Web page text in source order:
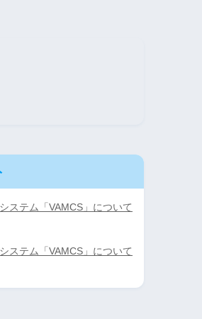
ステム「VAMCS」について
ステム「VAMCS」について